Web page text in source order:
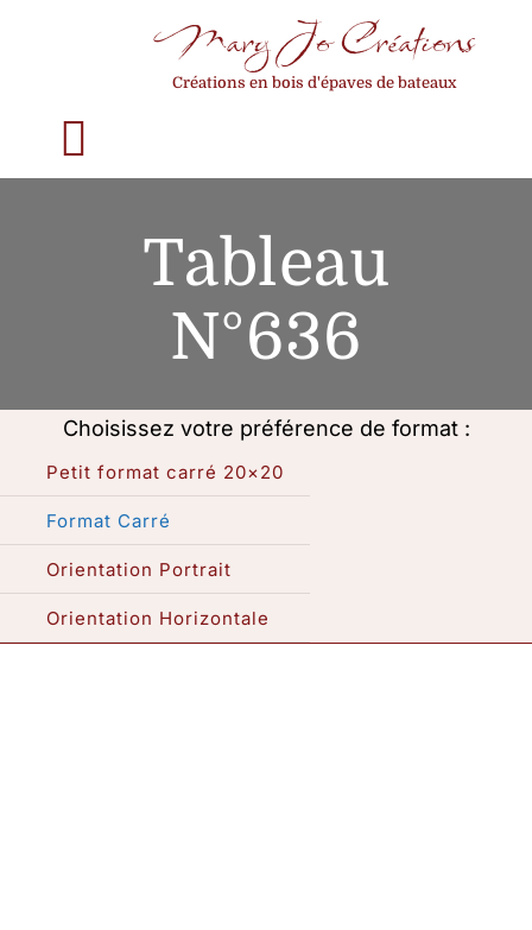
Mary Jo Créations
Créations en bois d'épaves de bateaux
Toggle
Navigation
Choisir son format
Expositions / Atelier
Tableau
N°636
Choisissez votre préférence de format :
Petit format carré 20×20
Format Carré
Orientation Portrait
Orientation Horizontale